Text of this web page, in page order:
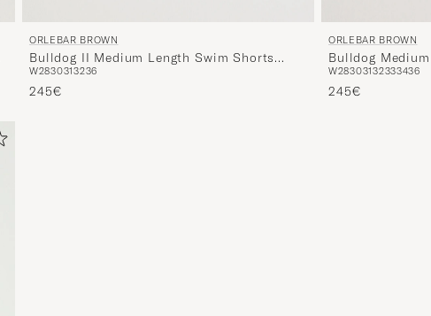
ORLEBAR BROWN
Bulldog II Medium Length Swim Shorts
Navy
W2830313236
245€
ORLEBAR BROWN
Bulldog
W28303132333436
245€